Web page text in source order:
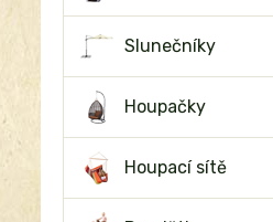
Slunečníky
Houpačky
Houpací sítě